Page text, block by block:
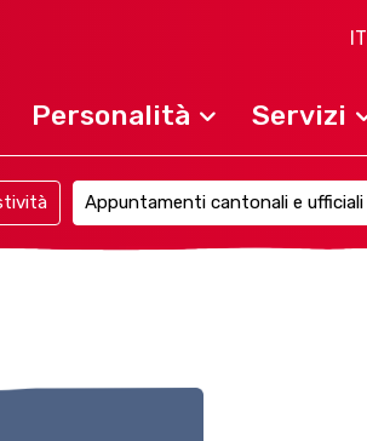
IT
Personalità Servizi
Appuntamenti cantonali e ufficiali